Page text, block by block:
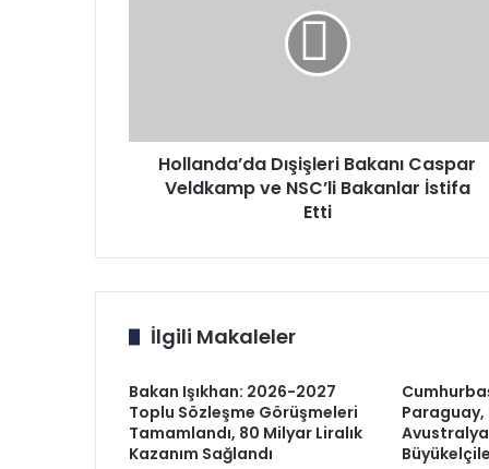
İstifa
Hollanda’da Dışişleri Bakanı Caspar
Veldkamp ve NSC’li Bakanlar İstifa
Etti
İlgili Makaleler
Bakan Işıkhan: 2026-2027
Toplu Sözleşme Görüşmeleri
Tamamlandı, 80 Milyar Liralık
Kazanım Sağlandı